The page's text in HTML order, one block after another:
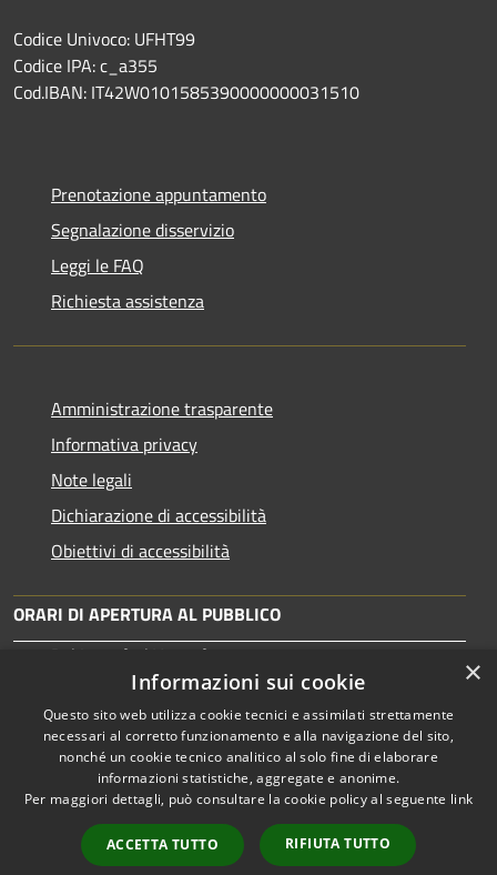
Codice Univoco: UFHT99
Codice IPA: c_a355
Cod.IBAN: IT42W0101585390000000031510
Prenotazione appuntamento
Segnalazione disservizio
Leggi le FAQ
Richiesta assistenza
Amministrazione trasparente
Informativa privacy
Note legali
Dichiarazione di accessibilità
Obiettivi di accessibilità
ORARI DI APERTURA AL PUBBLICO
Dal Lunedì al Venerdì: 10:00-13:30
Martedì: 15:30-17:00
RSS
Accessibilità
Copyright © 2026 • Comune di
Tortolì • Powered by
Municipium•
Accesso
×
Informazioni sui cookie
Questo sito web utilizza cookie tecnici e assimilati strettamente
necessari al corretto funzionamento e alla navigazione del sito,
nonché un cookie tecnico analitico al solo fine di elaborare
informazioni statistiche, aggregate e anonime.
Per maggiori dettagli, può consultare la cookie policy al seguente link
ACCETTA TUTTO RIFIUTA TUTTO